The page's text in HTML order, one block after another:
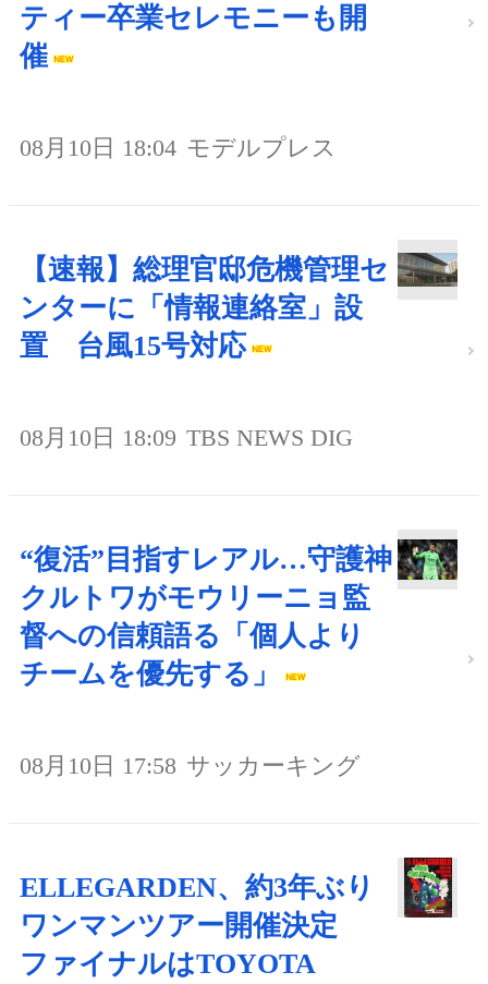
ティー卒業セレモニーも開
催
08月10日 18:04 モデルプレス
【速報】総理官邸危機管理セ
ンターに「情報連絡室」設
置 台風15号対応
08月10日 18:09 TBS NEWS DIG
“復活”目指すレアル…守護神
クルトワがモウリーニョ監
督への信頼語る「個人より
チームを優先する」
08月10日 17:58 サッカーキング
ELLEGARDEN、約3年ぶり
ワンマンツアー開催決定
ファイナルはTOYOTA